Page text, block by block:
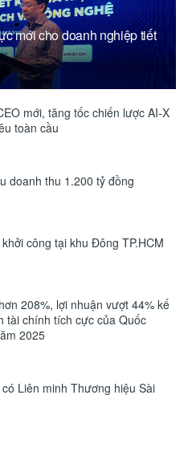
mới cho doanh nghiệp tiết
mới, tăng tốc chiến lược AI-X
toàn cầu
doanh thu 1.200 tỷ đồng
công tại khu Đông TP.HCM
208%, lợi nhuận vượt 44% kế
tài chính tích cực của Quốc
2025
Liên minh Thương hiệu Sài